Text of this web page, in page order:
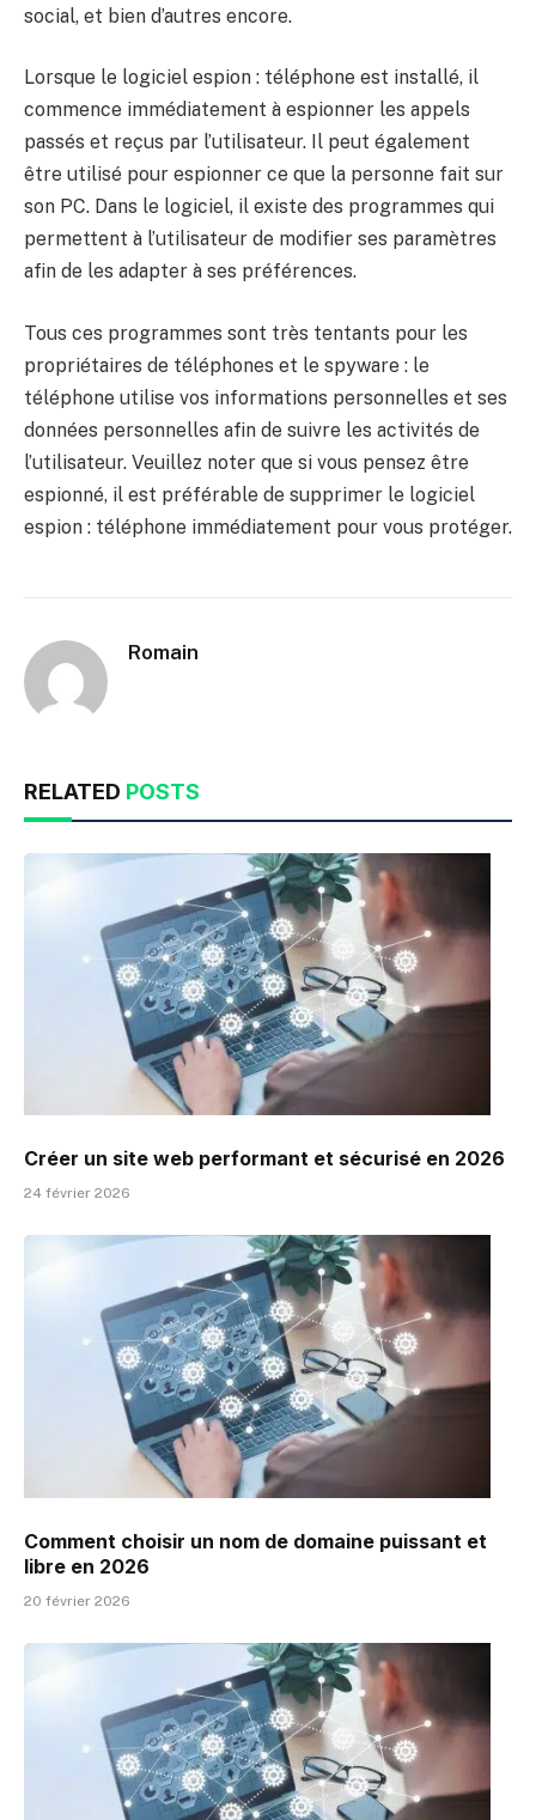
social, et bien d’autres encore.
Lorsque le logiciel espion : téléphone est installé, il
commence immédiatement à espionner les appels
passés et reçus par l’utilisateur. Il peut également
être utilisé pour espionner ce que la personne fait sur
son PC. Dans le logiciel, il existe des programmes qui
permettent à l’utilisateur de modifier ses paramètres
afin de les adapter à ses préférences.
Tous ces programmes sont très tentants pour les
propriétaires de téléphones et le spyware : le
téléphone utilise vos informations personnelles et ses
données personnelles afin de suivre les activités de
l’utilisateur. Veuillez noter que si vous pensez être
espionné, il est préférable de supprimer le logiciel
espion : téléphone immédiatement pour vous protéger.
Romain
RELATED POSTS
Créer un site web performant et sécurisé en 2026
24 février 2026
Comment choisir un nom de domaine puissant et
libre en 2026
20 février 2026